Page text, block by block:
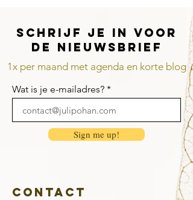
Schrijf je in voor
de nieuwsbrief
1x per maand met agenda en korte blog
Wat is je e-mailadres?
Sign me up!
Contact